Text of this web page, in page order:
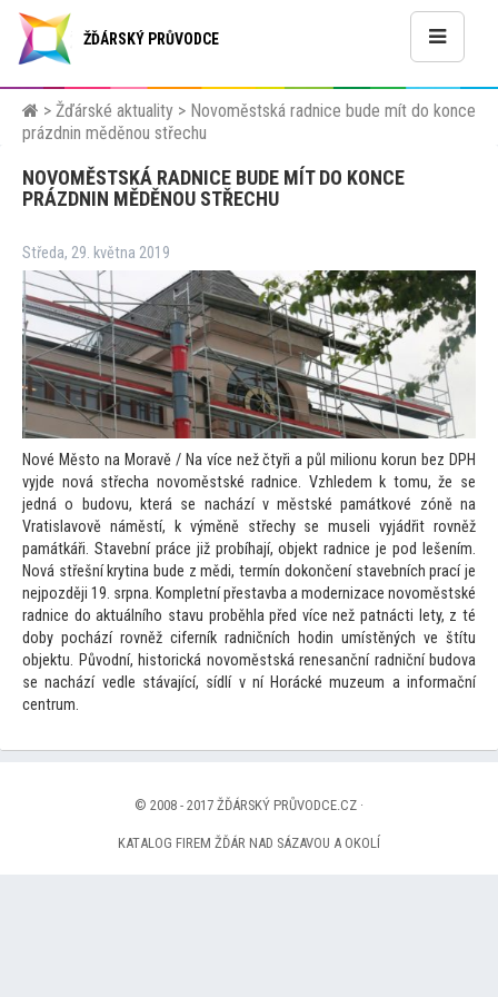
ŽĎÁRSKÝ PRŮVODCE
> Žďárské aktuality > Novoměstská radnice bude mít do konce
prázdnin měděnou střechu
NOVOMĚSTSKÁ RADNICE BUDE MÍT DO KONCE
PRÁZDNIN MĚDĚNOU STŘECHU
Středa, 29. května 2019
Nové Město na Moravě / Na více než čtyři a půl milionu korun bez DPH
vyjde nová střecha novoměstské radnice. Vzhledem k tomu, že se
jedná o budovu, která se nachází v městské památkové zóně na
Vratislavově náměstí, k výměně střechy se museli vyjádřit rovněž
památkáři. Stavební práce již probíhají, objekt radnice je pod lešením.
Nová střešní krytina bude z mědi, termín dokončení stavebních prací je
nejpozději 19. srpna. Kompletní přestavba a modernizace novoměstské
radnice do aktuálního stavu proběhla před více než patnácti lety, z té
doby pochází rovněž ciferník radničních hodin umístěných ve štítu
objektu. Původní, historická novoměstská renesanční radniční budova
se nachází vedle stávající, sídlí v ní Horácké muzeum a informační
centrum.
© 2008 - 2017 ŽĎÁRSKÝ PRŮVODCE.CZ ·
KATALOG FIREM ŽĎÁR NAD SÁZAVOU A OKOLÍ